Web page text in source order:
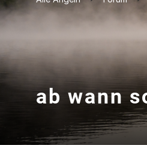
ab wann